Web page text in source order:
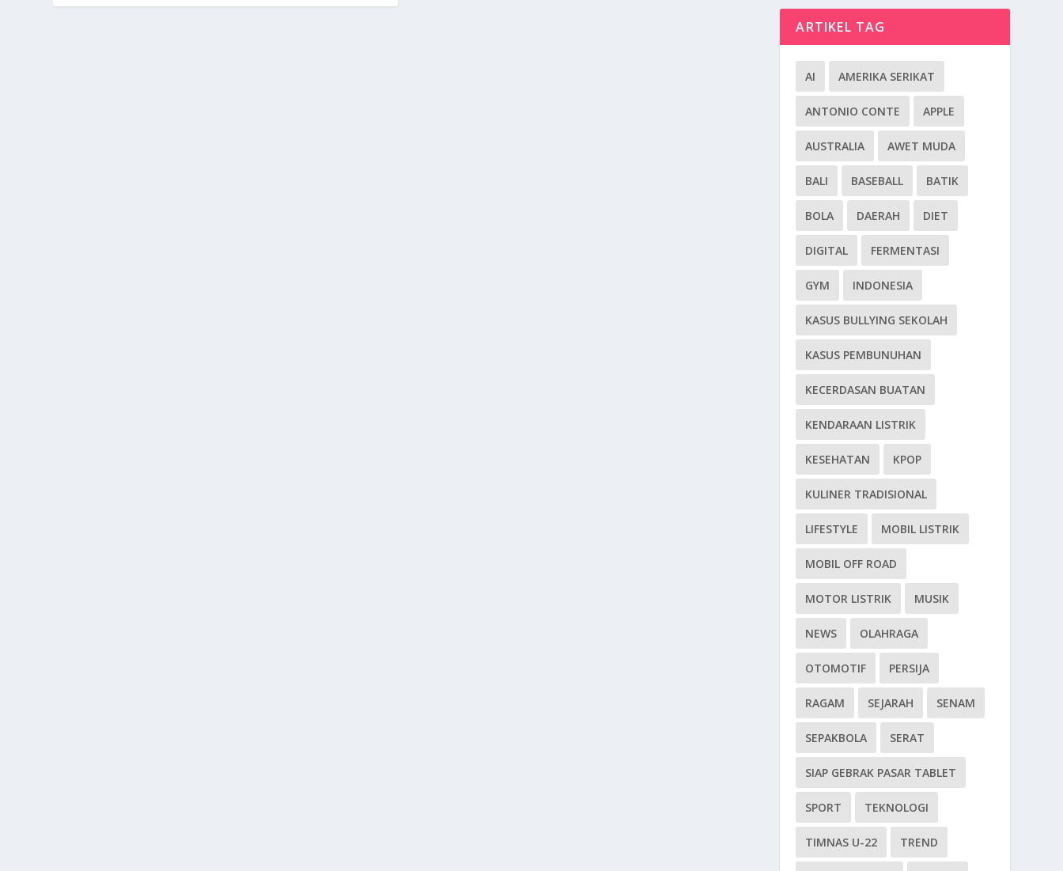
ARTIKEL TAG
AI AMERIKA SERIKAT
ANTONIO CONTE APPLE
AUSTRALIA AWET MUDA
BALI BASEBALL BATIK
BOLA DAERAH DIET
DIGITAL FERMENTASI
GYM INDONESIA
KASUS BULLYING SEKOLAH
KASUS PEMBUNUHAN
KECERDASAN BUATAN
KENDARAAN LISTRIK
KESEHATAN KPOP
KULINER TRADISIONAL
LIFESTYLE MOBIL LISTRIK
MOBIL OFF ROAD
MOTOR LISTRIK MUSIK
NEWS OLAHRAGA
OTOMOTIF PERSIJA
RAGAM SEJARAH SENAM
SEPAKBOLA SERAT
SIAP GEBRAK PASAR TABLET
SPORT TEKNOLOGI
TIMNAS U-22 TREND